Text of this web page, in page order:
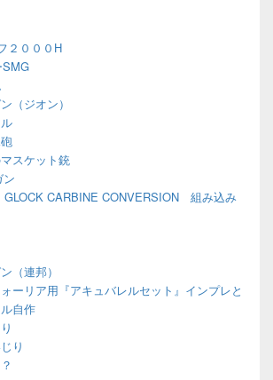
２０００H
（ジオン）
スケット銃
ン
GLOCK CARBINE CONVERSION 組み込み
（連邦）
ーリア用『アキュバレルセット』インプレと
自作
り